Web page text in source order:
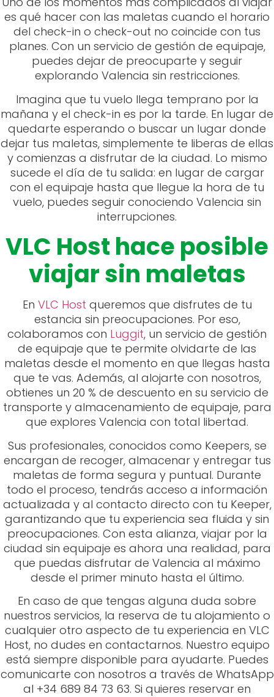
es qué hacer con las maletas cuando el horario
del check-in o check-out no coincide con tus
planes. Con un servicio de gestión de equipaje,
puedes dejar de preocuparte y seguir
explorando Valencia sin restricciones.
Imagina que tu vuelo llega temprano por la
mañana y el check-in es por la tarde. En lugar de
quedarte esperando o buscar un lugar donde
dejar tus maletas, simplemente te liberas de ellas
y comienzas a disfrutar de la ciudad. Lo mismo
sucede el día de tu salida: en lugar de cargar
con el equipaje hasta que llegue la hora de tu
vuelo, puedes seguir conociendo Valencia sin
interrupciones.
VLC Host hace posible
viajar sin maletas
En VLC Host queremos que disfrutes de tu
estancia sin preocupaciones. Por eso,
colaboramos con Luggit, un servicio de gestión
de equipaje que te permite olvidarte de las
maletas desde el momento en que llegas hasta
que te vas. Además, al alojarte con nosotros,
obtienes un 20 % de descuento en su servicio de
transporte y almacenamiento de equipaje, para
que explores Valencia con total libertad.
Sus profesionales, conocidos como Keepers, se
encargan de recoger, almacenar y entregar tus
maletas de forma segura y puntual. Durante
todo el proceso, tendrás acceso a información
actualizada y al contacto directo con tu Keeper,
garantizando que tu experiencia sea fluida y sin
preocupaciones. Con esta alianza, viajar por la
ciudad sin equipaje es ahora una realidad, para
que puedas disfrutar de Valencia al máximo
desde el primer minuto hasta el último.
En caso de que tengas alguna duda sobre
nuestros servicios, la reserva de tu alojamiento o
cualquier otro aspecto de tu experiencia en VLC
Host, no dudes en contactarnos. Nuestro equipo
está siempre disponible para ayudarte. Puedes
comunicarte con nosotros a través de WhatsApp
al +34 689 84 73 63. Si quieres reservar en